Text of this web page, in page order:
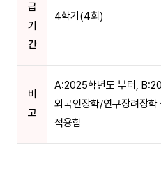
급
기
간
4학기(4회)
비
고
A:2025학년도 부터,
외국인장학/연구장려장
적용함